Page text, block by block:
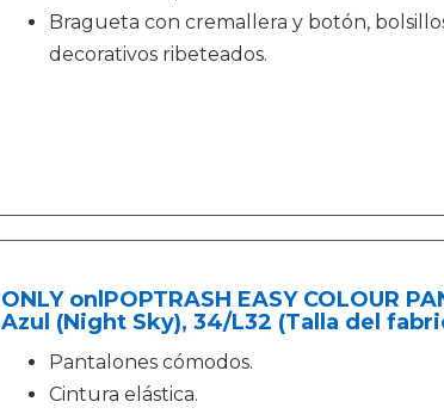
Bragueta con cremallera y botón,
decorativos ribeteados.
ONLY onlPOPTRASH EASY COLOUR
Azul (Night Sky), 34/L32 (Talla del
Pantalones cómodos.
Cintura elástica.